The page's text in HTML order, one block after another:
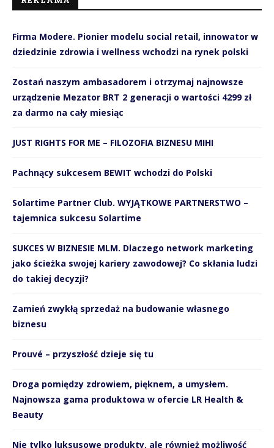
Firma Modere. Pionier modelu social retail, innowator w
dziedzinie zdrowia i wellness wchodzi na rynek polski
Zostań naszym ambasadorem i otrzymaj najnowsze
urządzenie Mezator BRT 2 generacji o wartości 4299 zł
za darmo na cały miesiąc
JUST RIGHTS FOR ME – FILOZOFIA BIZNESU MIHI
Pachnący sukcesem BEWIT wchodzi do Polski
Solartime Partner Club. WYJĄTKOWE PARTNERSTWO –
tajemnica sukcesu Solartime
SUKCES W BIZNESIE MLM. Dlaczego network marketing
jako ścieżka swojej kariery zawodowej? Co skłania ludzi
do takiej decyzji?
Zamień zwykłą sprzedaż na budowanie własnego
biznesu
Prouvé – przyszłość dzieje się tu
Droga pomiędzy zdrowiem, pięknem, a umysłem.
Najnowsza gama produktowa w ofercie LR Health &
Beauty
Nie tylko luksusowe produkty, ale również możliwość